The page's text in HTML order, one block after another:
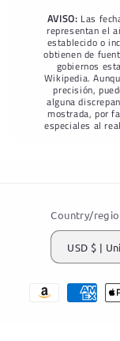
AVISO: Las
representan el
establecido o
obtienen de
gobiernos
Wikipedia.
precisión,
alguna
mostrada, por
especiales al
Country/
USD $
Payment
methods